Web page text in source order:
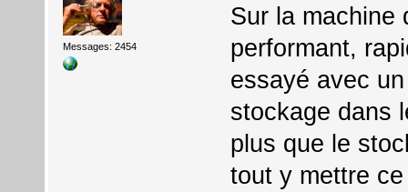
Messages: 2454
Sur la machine
performant,
essayé avec
stockage dans
plus que le
tout y mettre